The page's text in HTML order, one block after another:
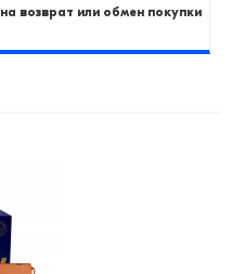
на возврат или обмен покупки